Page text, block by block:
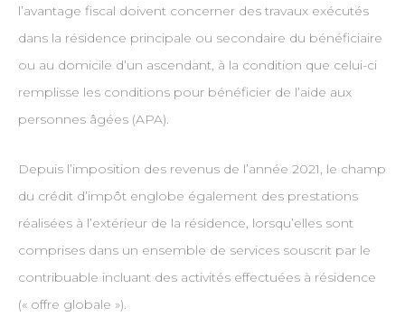
l’avantage fiscal doivent concerner des travaux exécutés
dans la résidence principale ou secondaire du bénéficiaire
ou au domicile d’un ascendant, à la condition que celui-ci
remplisse les conditions pour bénéficier de l’aide aux
personnes âgées (APA).
Depuis l’imposition des revenus de l’année 2021, le champ
du crédit d’impôt englobe également des prestations
réalisées à l’extérieur de la résidence, lorsqu’elles sont
comprises dans un ensemble de services souscrit par le
contribuable incluant des activités effectuées à résidence
(« offre globale »).